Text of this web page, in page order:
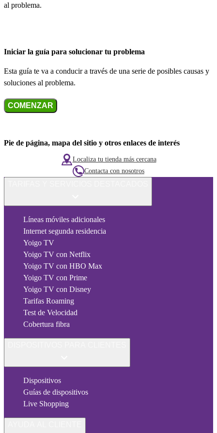
al problema.
Iniciar la guía para solucionar tu problema
Esta guía te va a conducir a través de una serie de posibles causas y
soluciones al problema.
COMENZAR
Pie de página, mapa del sitio y otros enlaces de interés
Localiza tu tienda más cercana
Contacta con nosotros
Líneas móviles adicionales
Internet segunda residencia
Yoigo TV
Yoigo TV con Netflix
Yoigo TV con HBO Max
Yoigo TV con Prime
Yoigo TV con Disney
Tarifas Roaming
Test de Velocidad
Cobertura fibra
Dispositivos
Guías de dispositivos
Live Shopping